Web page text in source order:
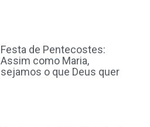
Festa de Pentecostes:
Assim como Maria,
sejamos o que Deus quer